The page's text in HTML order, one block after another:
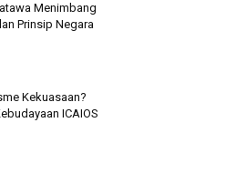
Menimbang
Prinsip Negara
Kekuasaan?
ICAIOS